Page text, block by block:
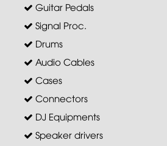
Guitar Pedals
Signal Proc.
Drums
Audio Cables
Cases
Connectors
DJ Equipments
Speaker drivers